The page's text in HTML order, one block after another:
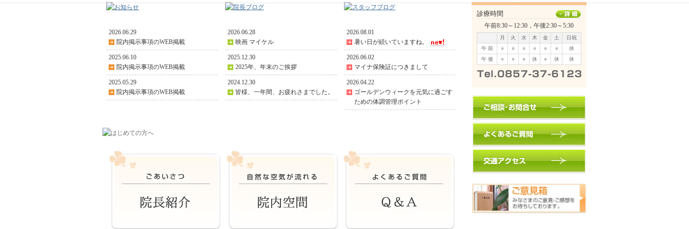
2026.06.29
院内掲示事項のWEB掲載
2025.06.10
院内掲示事項のWEB掲載
2025.05.29
院内掲示事項のWEB掲載
2026.06.28
映画 マイケル
2025.12.30
2025年、年末のご挨拶
2024.12.30
皆様、一年間、お疲れさまでした。
2026.08.01
暑い日が続いていますね。
2026.06.02
マイナ保険証につきまして
2026.04.22
ゴールデンウィークを元気に過ごす
ための体調管理ポイント
診療時間
午前8:30～12:30，午後2:30～5:30
月 火 水 木 金 土
日祝
午 前
○ ○ ○ ○ ○ ○
休
午 後
○ ○ ○ 休 ○ 休 休